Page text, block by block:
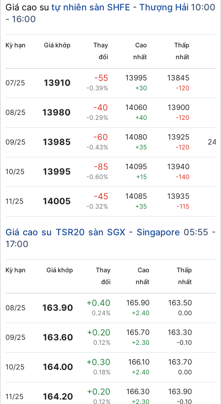
Giá cao su tự nhiên sàn SHFE - Thượng Hải 10:00
- 16:00
Kỳ hạn Giá khớp
Thay
đổi
Cao
nhất
Thấp
nhất
07/25 13910 -55
-0.39%
13995
+30
13845
-120
08/25 13980 -40
-0.29%
14060
+40
13900
-120
09/25 13985 -60
-0.43%
14080
+35
13925
-120
10/25 13995 -85
-0.60%
14095
+15
13940
-140
11/25 14005 -45
-0.32%
14085
+35
13935
-115
Giá cao su TSR20 sàn SGX - Singapore 05:55 -
17:00
Kỳ hạn Giá khớp
Thay
đổi
Cao
nhất
Thấp
nhất
08/25 163.90 +0.40
0.24%
165.90
+2.40
163.50
0.00
09/25 163.60 +0.20
0.12%
165.70
+2.30
163.30
-0.10
10/25 164.00 +0.30
0.18%
166.10
+2.40
163.70
0.00
11/25 164.20 +0.20
0.12%
166.30
+2.30
163.90
-0.10